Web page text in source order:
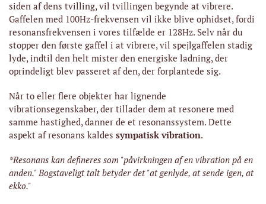
siden af ​​dens tvilling, vil tvillingen begynde at vibrere.
Gaffelen med 100Hz-frekvensen vil ikke blive ophidset, fordi
resonansfrekvensen i vores tilfælde er 128Hz. Selv når du
stopper den første gaffel i at vibrere, vil spejlgaffelen stadig
lyde, indtil den helt mister den energiske ladning, der
oprindeligt blev passeret af den, der forplantede sig.
Når to eller flere objekter har lignende
vibrationsegenskaber, der tillader dem at resonere med
samme hastighed, danner de et resonanssystem. Dette
aspekt af resonans kaldes sympatisk vibration.
*Resonans kan defineres som "påvirkningen af ​​en vibration på en
anden." Bogstaveligt talt betyder det "at genlyde, at sende igen, at
ekko."